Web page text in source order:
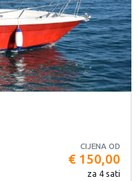
CIJENA OD
€ 150,00
za 4 sati